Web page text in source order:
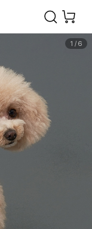
1 / 6